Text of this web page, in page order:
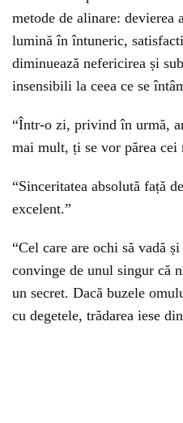
metode de alinare: devierea
lumină în întuneric,
diminuează nefericirea și
insensibili la ceea ce se
“Într-o zi, privind în urmă,
mai mult, ți se vor părea cei
“Sinceritatea absolută față
excelent.”
“Cel care are ochi să vadă
convinge de unul singur că
un secret. Dacă buzele
cu degetele, trădarea iese